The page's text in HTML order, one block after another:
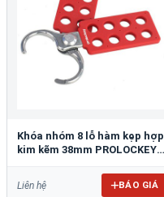
Khóa nhóm 8 lỗ hàm kẹp hợp
kim kẽm 38mm PROLOCKEY
Liên hệ BÁO GIÁ